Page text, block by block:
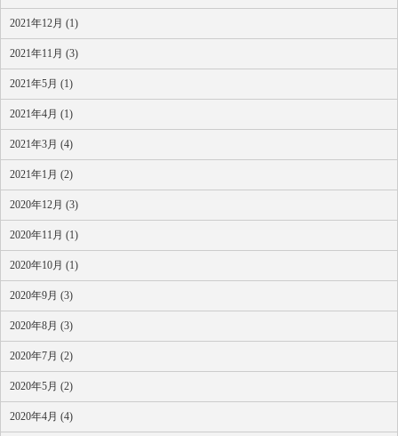
2021年12月 (1)
2021年11月 (3)
2021年5月 (1)
2021年4月 (1)
2021年3月 (4)
2021年1月 (2)
2020年12月 (3)
2020年11月 (1)
2020年10月 (1)
2020年9月 (3)
2020年8月 (3)
2020年7月 (2)
2020年5月 (2)
2020年4月 (4)